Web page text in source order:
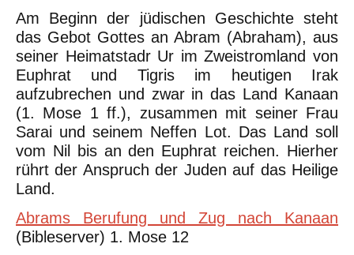
Am Beginn der jüdischen Geschichte steht
das Gebot Gottes an Abram (Abraham), aus
seiner Heimatstadr Ur im Zweistromland von
Euphrat und Tigris im heutigen Irak
aufzubrechen und zwar in das Land Kanaan
(1. Mose 1 ff.), zusammen mit seiner Frau
Sarai und seinem Neffen Lot. Das Land soll
vom Nil bis an den Euphrat reichen. Hierher
rührt der Anspruch der Juden auf das Heilige
Land.
Abrams Berufung und Zug nach Kanaan
(Bibleserver) 1. Mose 12